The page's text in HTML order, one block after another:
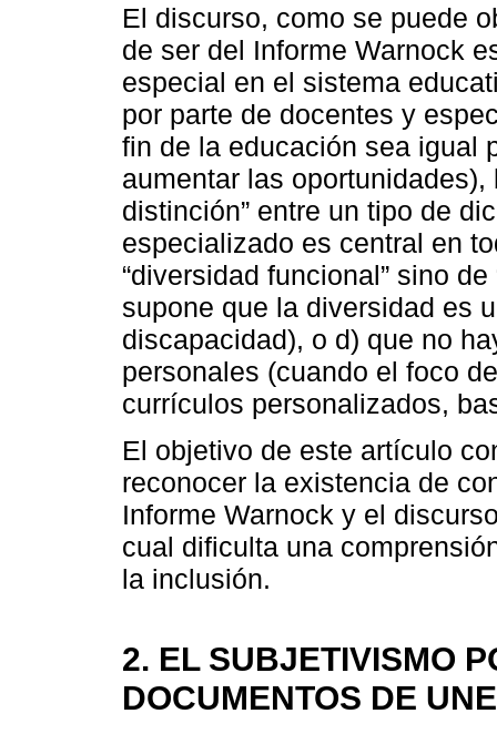
El discurso, como se puede
de ser del Informe Warnock
especial en el sistema
por parte de docentes y
fin de la educación sea igual
aumentar las oportunidades),
distinción” entre un tipo de
especializado es central en
“diversidad funcional” sino
supone que la diversidad es
discapacidad), o d) que no
personales (cuando el foco
currículos personalizados,
El objetivo de este artículo
reconocer la existencia de
Informe Warnock y el
cual dificulta una
la inclusión.
2. EL SUBJETIVISMO
DOCUMENTOS DE